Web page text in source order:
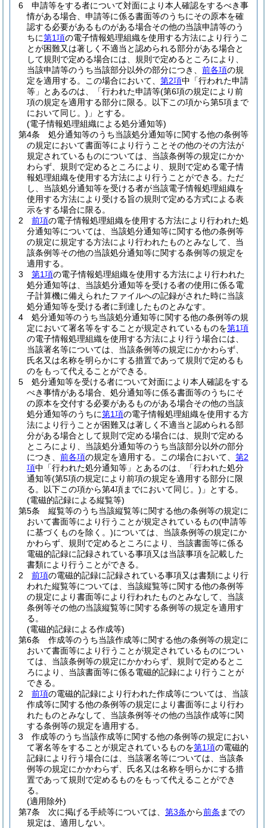
6
申請等をする者について対面により本人確認をするべき事
情がある場合、申請等に係る書面等のうちにその原本を確
認する必要があるものがある場合その他の当該申請等のう
ちに第1項の電子情報処理組織を使用する方法により行うこ
とが困難又は著しく不適当と認められる部分がある場合と
して規則で定める場合には、規則で定めるところにより、
当該申請等のうち当該部分以外の部分につき、 前各項の規
定を適用する。
この場合において、 第2項中「行われた申請
等」とあるのは、「行われた申請等(第6項の規定により前
項の規定を適用する部分に限る。以下この項から第5項まで
において同じ。) 」とする。
(電子情報処理組織による処分通知等)
第4条
処分通知等のうち当該処分通知等に関する他の条例等
の規定において書面等により行うことその他のその方法が
規定されているものについては、当該条例等の規定にかか
わらず、規則で定めるところにより、規則で定める電子情
報処理組織を使用する方法により行うことができる。 ただ
し、当該処分通知等を受ける者が当該電子情報処理組織を
使用する方法により受ける旨の規則で定める方式による表
示をする場合に限る。
2
前項の電子情報処理組織を使用する方法により行われた処
分通知等については、当該処分通知等に関する他の条例等
の規定に規定する方法により行われたものとみなして、当
該条例等その他の当該処分通知等に関する条例等の規定を
適用する。
3
第1項の電子情報処理組織を使用する方法により行われた
処分通知等は、当該処分通知等を受ける者の使用に係る電
子計算機に備えられたファイルへの記録がされた時に当該
処分通知等を受ける者に到達したものとみなす。
4
処分通知等のうち当該処分通知等に関する他の条例等の規
定において署名等をすることが規定されているものを第1項
の電子情報処理組織を使用する方法により行う場合には、
当該署名等については、当該条例等の規定にかかわらず、
氏名又は名称を明らかにする措置であって規則で定めるも
のをもって代えることができる。
5
処分通知等を受ける者について対面により本人確認をする
べき事情がある場合、処分通知等に係る書面等のうちにそ
の原本を交付する必要があるものがある場合その他の当該
処分通知等のうちに第1項の電子情報処理組織を使用する方
法により行うことが困難又は著しく不適当と認められる部
分がある場合として規則で定める場合には、規則で定める
ところにより、当該処分通知等のうち当該部分以外の部分
につき、 前各項の規定を適用する。 この場合において、 第2
項中「行われた処分通知等」とあるのは、「行われた処分
通知等(第5項の規定により前項の規定を適用する部分に限
る。以下この項から第4項までにおいて同じ。) 」とする。
(電磁的記録による縦覧等)
第5条
縦覧等のうち当該縦覧等に関する他の条例等の規定に
おいて書面等により行うことが規定されているもの(申請等
に基づくものを除く。)については、当該条例等の規定にか
かわらず、規則で定めるところにより、当該書面等に係る
電磁的記録に記録されている事項又は当該事項を記載した
書類により行うことができる。
2
前項の電磁的記録に記録されている事項又は書類により行
われた縦覧等については、当該縦覧等に関する他の条例等
の規定により書面等により行われたものとみなして、当該
条例等その他の当該縦覧等に関する条例等の規定を適用す
る。
(電磁的記録による作成等)
第6条
作成等のうち当該作成等に関する他の条例等の規定に
おいて書面等により行うことが規定されているものについ
ては、当該条例等の規定にかかわらず、規則で定めるとこ
ろにより、当該書面等に係る電磁的記録により行うことが
できる。
2
前項の電磁的記録により行われた作成等については、当該
作成等に関する他の条例等の規定により書面等により行わ
れたものとみなして、当該条例等その他の当該作成等に関
する条例等の規定を適用する。
3
作成等のうち当該作成等に関する他の条例等の規定におい
て署名等をすることが規定されているものを第1項の電磁的
記録により行う場合には、当該署名等については、当該条
例等の規定にかかわらず、氏名又は名称を明らかにする措
置であって規則で定めるものをもって代えることができ
る。
(適用除外)
第7条
次に掲げる手続等については、 第3条から前条 までの
規定は、適用しない。